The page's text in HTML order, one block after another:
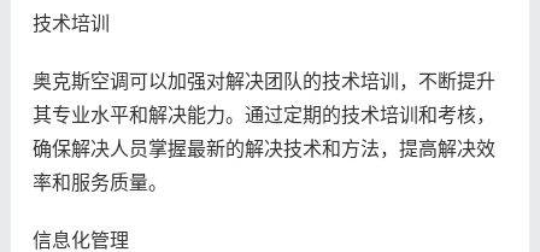
技术培训
奥克斯空调可以加强对解决团队的技术培训，不断提升
其专业水平和解决能力。通过定期的技术培训和考核，
确保解决人员掌握最新的解决技术和方法，提高解决效
率和服务质量。
信息化管理